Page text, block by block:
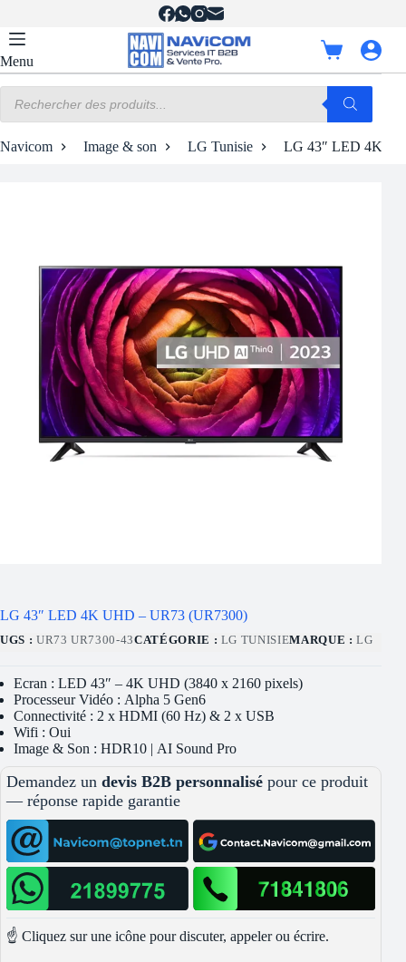
contenu
Menu
Panier
d’achat
produits
Navicom Image & son LG Tunisie LG 43″ LED 4K
LG 43″ LED 4K UHD – UR73 (UR7300)
UGS : UR73 UR7300-43CATÉGORIE : LG TUNISIEMARQUE :LG
Ecran : LED 43″ – 4K UHD (3840 x 2160 pixels)
Processeur Vidéo : Alpha 5 Gen6
Connectivité : 2 x HDMI (60 Hz) & 2 x USB
Wifi : Oui
Image & Son : HDR10 | AI Sound Pro
Demandez un devis B2B personnalisé pour ce produit
— réponse rapide garantie
☝️ Cliquez sur une icône pour discuter, appeler ou écrire.